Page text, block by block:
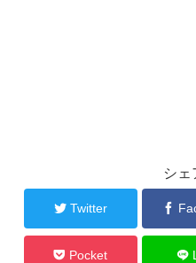
シェ
Twitter
Pocket